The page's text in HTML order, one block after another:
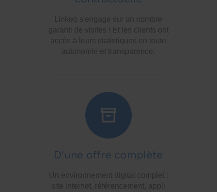
Linkeo s'engage sur un nombre
garanti de visites ! Et les clients ont
accès à leurs statistiques en toute
autonomie et transparence.
D'une offre complète
Un environnement digital complet :
site internet, référencement, appli